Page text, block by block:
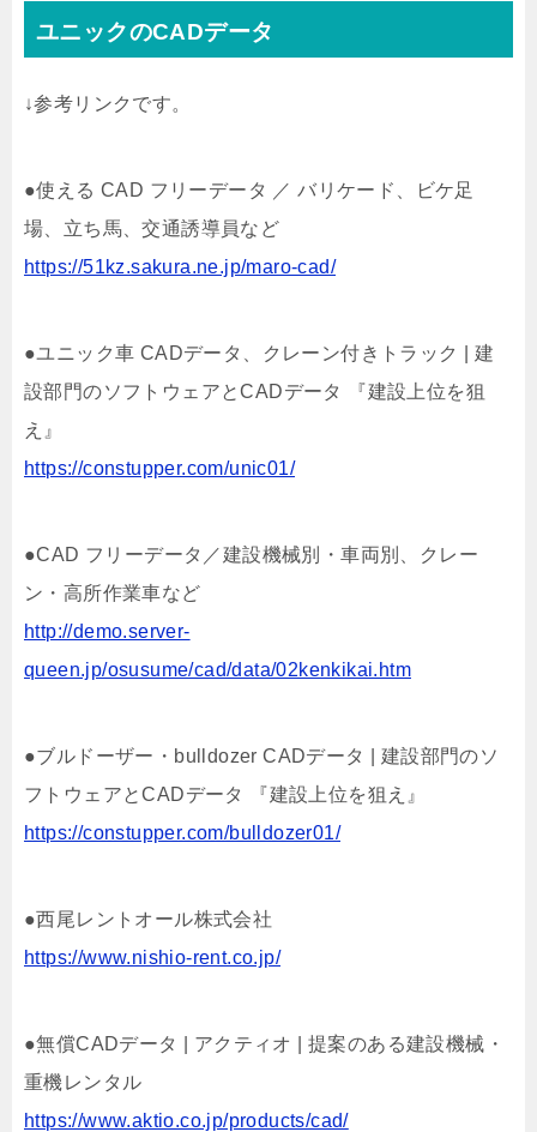
ユニックのCADデータ
↓参考リンクです。
●使える CAD フリーデータ ／ バリケード、ビケ足
場、立ち馬、交通誘導員など
https://51kz.sakura.ne.jp/maro-cad/
●ユニック車 CADデータ、クレーン付きトラック | 建
設部門のソフトウェアとCADデータ 『建設上位を狙
え』
https://constupper.com/unic01/
●CAD フリーデータ／建設機械別・車両別、クレー
ン・高所作業車など
http://demo.server-
queen.jp/osusume/cad/data/02kenkikai.htm
●ブルドーザー・bulldozer CADデータ | 建設部門のソ
フトウェアとCADデータ 『建設上位を狙え』
https://constupper.com/bulldozer01/
●西尾レントオール株式会社
https://www.nishio-rent.co.jp/
●無償CADデータ | アクティオ | 提案のある建設機械・
重機レンタル
https://www.aktio.co.jp/products/cad/